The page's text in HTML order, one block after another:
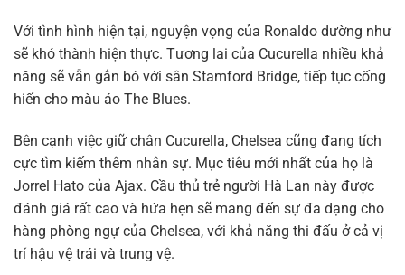
Với tình hình hiện tại, nguyện vọng của Ronaldo dường như
sẽ khó thành hiện thực. Tương lai của Cucurella nhiều khả
năng sẽ vẫn gắn bó với sân Stamford Bridge, tiếp tục cống
hiến cho màu áo The Blues.
Bên cạnh việc giữ chân Cucurella, Chelsea cũng đang tích
cực tìm kiếm thêm nhân sự. Mục tiêu mới nhất của họ là
Jorrel Hato của Ajax. Cầu thủ trẻ người Hà Lan này được
đánh giá rất cao và hứa hẹn sẽ mang đến sự đa dạng cho
hàng phòng ngự của Chelsea, với khả năng thi đấu ở cả vị
trí hậu vệ trái và trung vệ.